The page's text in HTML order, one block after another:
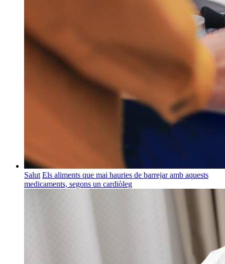
Salut Els aliments que mai hauries de barrejar amb aquests
medicaments, segons un cardiòleg